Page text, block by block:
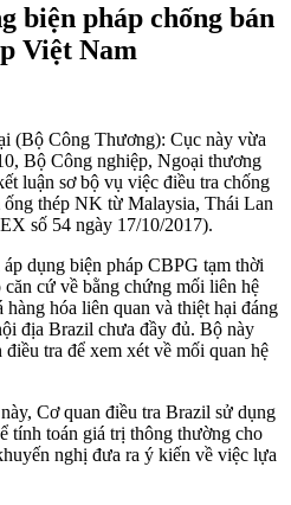
biện pháp chống bán
Việt Nam
(Bộ Công Thương): Cục này vừa
Bộ Công nghiệp, Ngoại thương
luận sơ bộ vụ việc điều tra chống
ống thép NK từ Malaysia, Thái Lan
số 54 ngày 17/10/2017).
dụng biện pháp CBPG tạm thời
cứ về bằng chứng mối liên hệ
hóa liên quan và thiệt hại đáng
địa Brazil chưa đầy đủ. Bộ này
tra để xem xét về mối quan hệ
Cơ quan điều tra Brazil sử dụng
tính toán giá trị thông thường cho
nghị đưa ra ý kiến về việc lựa